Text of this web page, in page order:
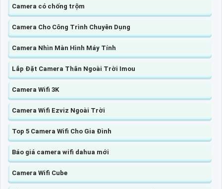
Camera có chống trộm
Camera Cho Công Trình Chuyên Dụng
Camera Nhìn Màn Hình Máy Tính
Lắp Đặt Camera Thân Ngoài Trời Imou
Camera Wifi 3K
Camera Wifi Ezviz Ngoài Trời
Top 5 Camera Wifi Cho Gia Đình
Báo giá camera wifi dahua mới
Camera Wifi Cube